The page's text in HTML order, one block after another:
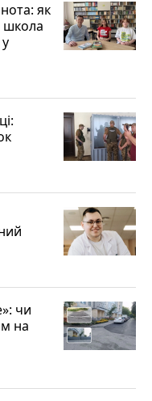
як
школа
чи
на